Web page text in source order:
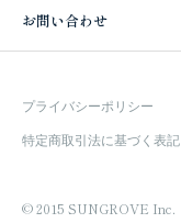
お問い合わせ
プライバシーポリシー
特定商取引法に基づく表記
© 2015 SUNGROVE Inc.